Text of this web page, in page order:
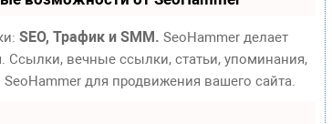
SEO, Трафик и SMM. SeoHammer делает
вечные ссылки, статьи, упоминания,
для продвижения вашего сайта.